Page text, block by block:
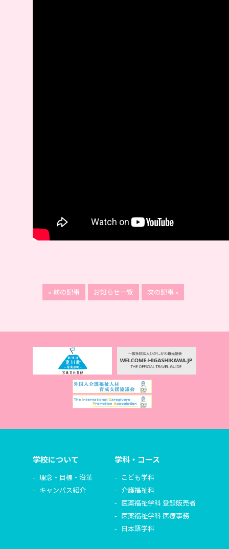
« 前の記事 お知らせ一覧 次の記事 »
学校について
理念・目標・沿革
キャンパス紹介
学科・コース
こども学科
介護福祉科
医薬福祉学科 登録販売者
医薬福祉学科 医療事務
日本語学科